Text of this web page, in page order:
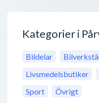
Kategorier i
Bildelar
Livsmedelsbutiker
Sport
Övrigt